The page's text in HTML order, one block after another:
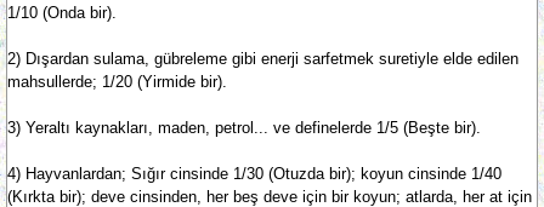
1/10 (Onda bir).
2) Dışardan sulama, gübreleme gibi enerji sarfetmek suretiyle elde edilen
mahsullerde; 1/20 (Yirmide bir).
3) Yeraltı kaynakları, maden, petrol... ve definelerde 1/5 (Beşte bir).
4) Hayvanlardan; Sığır cinsinde 1/30 (Otuzda bir); koyun cinsinde 1/40
(Kırkta bir); deve cinsinden, her beş deve için bir koyun; atlarda, her at için